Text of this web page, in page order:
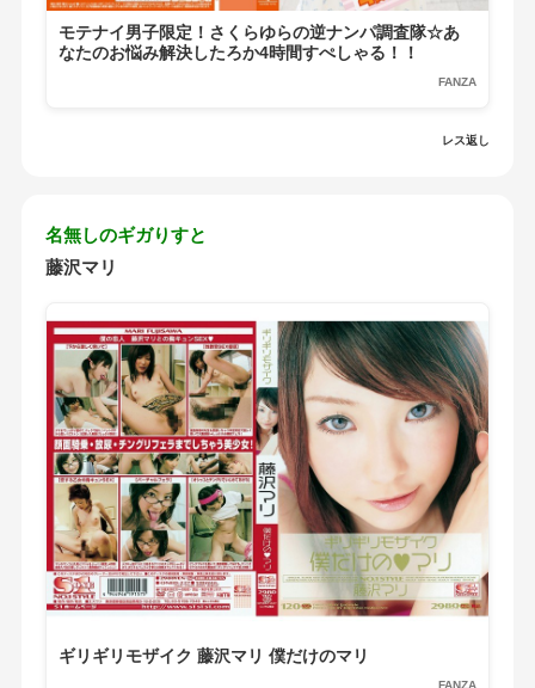
モテナイ男子限定！さくらゆらの逆ナンパ調査隊☆あ
なたのお悩み解決したろか4時間すぺしゃる！！
FANZA
レス返し
名無しのギガりすと
藤沢マリ
ギリギリモザイク 藤沢マリ 僕だけのマリ
FANZA